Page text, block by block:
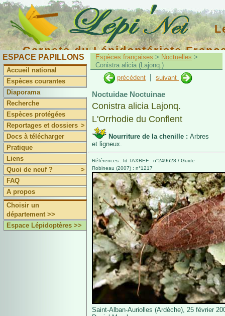
Carnets du Lépidoptériste
ESPACE PAPILLONS
Accueil national
Espèces courantes
Diaporama
Recherche
Espèces protégées
Reportages et dossiers >
Docs à télécharger
Pratique
Liens
Quoi de neuf ?
>
FAQ
A propos
Choisir un
département >>
Espace Lépidoptères >>
Espèces françaises > Noctuelles >
Conistra alicia (Lajonq.)
précédent
suivant
Noctuidae Noctuinae
Conistra alicia Lajonq.
L'Orrhodie du Conflent
Nourriture de la chenille : Arbres
et ligneux.
Références : Id TAXREF : n°249628 / Guide
Robineau (2007) : n°1217
Saint-Alban-Auriolles (Ardèche), 25 février